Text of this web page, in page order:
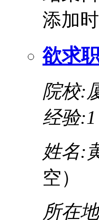
添加
欲求
院校:
经验
姓名:
空）
所在